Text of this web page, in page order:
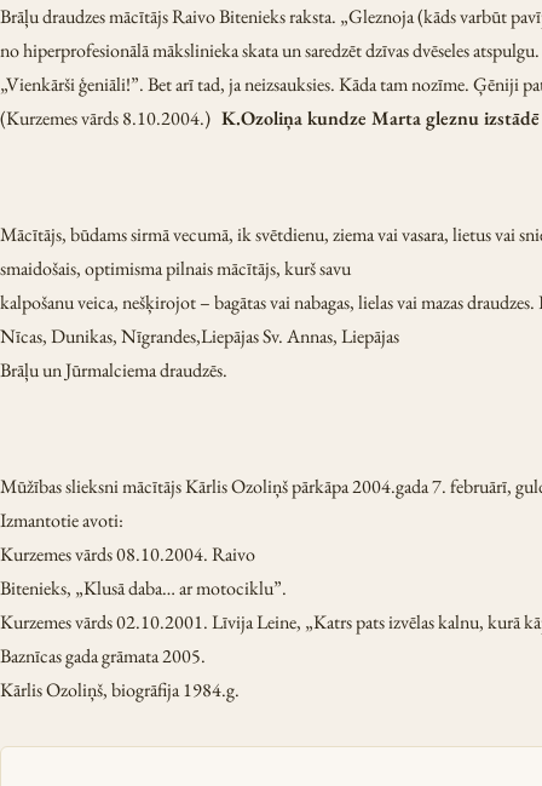
Brāļu draudzes mācītājs Raivo Bitenieks raksta. „Gleznoja (kāds varbūt
no hiperprofesionālā mākslinieka skata un saredzēt dzīvas dvēseles
„Vienkārši ģeniāli!”. Bet arī tad, ja neizsauksies. Kāda tam nozīme.
(Kurzemes vārds 8.10.2004.) K.Ozoliņa kundze Marta gleznu
Mācītājs, būdams sirmā vecumā, ik svētdienu, ziema vai vasara, lietus vai
smaidošais, optimisma pilnais mācītājs, kurš savu
kalpošanu veica, nešķirojot – bagātas vai nabagas, lielas vai mazas
Nīcas, Dunikas, Nīgrandes,Liepājas Sv. Annas, Liepājas
Brāļu un Jūrmalciema draudzēs.
Mūžības slieksni mācītājs Kārlis Ozoliņš pārkāpa 2004.gada 7. februārī,
Izmantotie avoti:
Kurzemes vārds 08.10.2004. Raivo
Bitenieks, „Klusā daba… ar motociklu”.
Kurzemes vārds 02.10.2001. Līvija Leine, „Katrs pats izvēlas kalnu, kurā
Baznīcas gada grāmata 2005.
Kārlis Ozoliņš, biogrāfija 1984.g.